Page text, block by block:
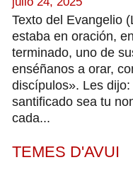
Texto del Evangelio
estaba en oración,
terminado, uno de
enséñanos a orar,
discípulos». Les dijo:
santificado sea tu
cada...
TEMES D'AVUI